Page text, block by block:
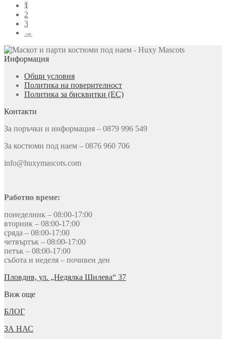
1
2
3
→
Информация
Общи условия
Политика на поверителност
Политика за бисквитки (ЕС)
Контакти
За поръчки и информация – 0879 996 549
За костюми под наем – 0876 960 706
info@huxymascots.com
Работно време:
понеделник – 08:00-17:00
вторник – 08:00-17:00
сряда – 08:00-17:00
четвъртък – 08:00-17:00
петък – 08:00-17:00
събота и неделя – почивен ден
Пловдив, ул. „Недялка Шилева“ 37
Виж още
БЛОГ
ЗА НАС